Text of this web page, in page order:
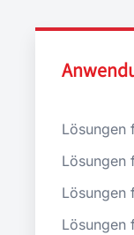
Lösungen
Lösungen
Lösungen
Lösungen